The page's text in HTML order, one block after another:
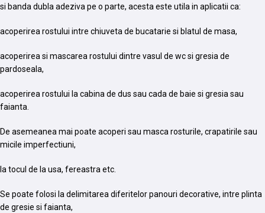
si banda dubla adeziva pe o parte, acesta este utila in aplicatii ca:
acoperirea rostului intre chiuveta de bucatarie si blatul de masa,
acoperirea si mascarea rostului dintre vasul de wc si gresia de
pardoseala,
acoperirea rostului la cabina de dus sau cada de baie si gresia sau
faianta.
De asemeanea mai poate acoperi sau masca rosturile, crapatirile sau
micile imperfectiuni,
la tocul de la usa, fereastra etc.
Se poate folosi la delimitarea diferitelor panouri decorative, intre plinta
de gresie si faianta,